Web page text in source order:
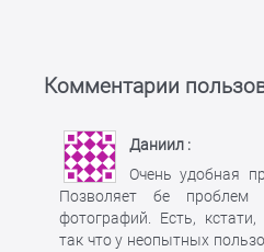
Комментарии
Даниил
Очень удобная
Позволяет бе проблем
фотографий. Есть,
так что у неопытных